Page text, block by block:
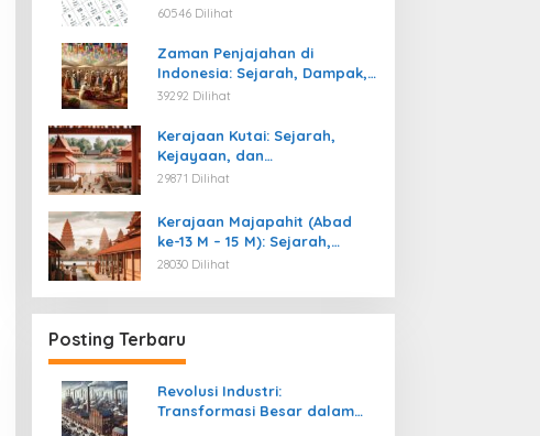
Hari Baik
60546 Dilihat
Zaman Penjajahan di
Indonesia: Sejarah, Dampak,
dan Perjuangan Menuju
39292 Dilihat
Kerajaan Kutai: Sejarah,
Kejayaan, dan
Peninggalannya (Abad ke-4
29871 Dilihat
Kerajaan Majapahit (Abad
ke-13 M – 15 M): Sejarah,
Kejayaan, dan
28030 Dilihat
Posting Terbaru
Revolusi Industri:
Transformasi Besar dalam